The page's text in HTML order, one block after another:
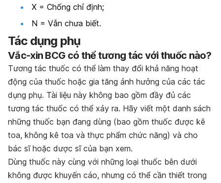
X = Chống chỉ định;
N = Vẫn chưa biết.
Tác dụng phụ
Vắc-xin BCG có thể tương tác với thuốc nào?
Tương tác thuốc có thể làm thay đổi khả năng hoạt
động của thuốc hoặc gia tăng ảnh hưởng của các tác
dụng phụ. Tài liệu này không bao gồm đầy đủ các
tương tác thuốc có thể xảy ra. Hãy viết một danh sách
những thuốc bạn đang dùng (bao gồm thuốc được kê
toa, không kê toa và thực phẩm chức năng) và cho
bác sĩ hoặc dược sĩ của bạn xem.
Dùng thuốc này cùng với những loại thuốc bên dưới
không được khuyến cáo, nhưng có thể cần thiết trong